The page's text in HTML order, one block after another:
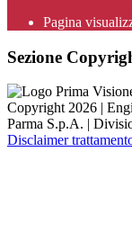
Pagina
Sezione
Copyright 2026 |
Parma S.p.A. |
Disclaimer